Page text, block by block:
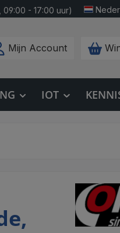
09:00 - 17:00 uur)
Mijn Account
IOT